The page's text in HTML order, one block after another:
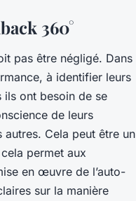
360°
pas être négligé. Dans
à identifier leurs
ils ont besoin de se
de leurs
Cela peut être un
permet aux
en œuvre de l’auto-
sur la manière